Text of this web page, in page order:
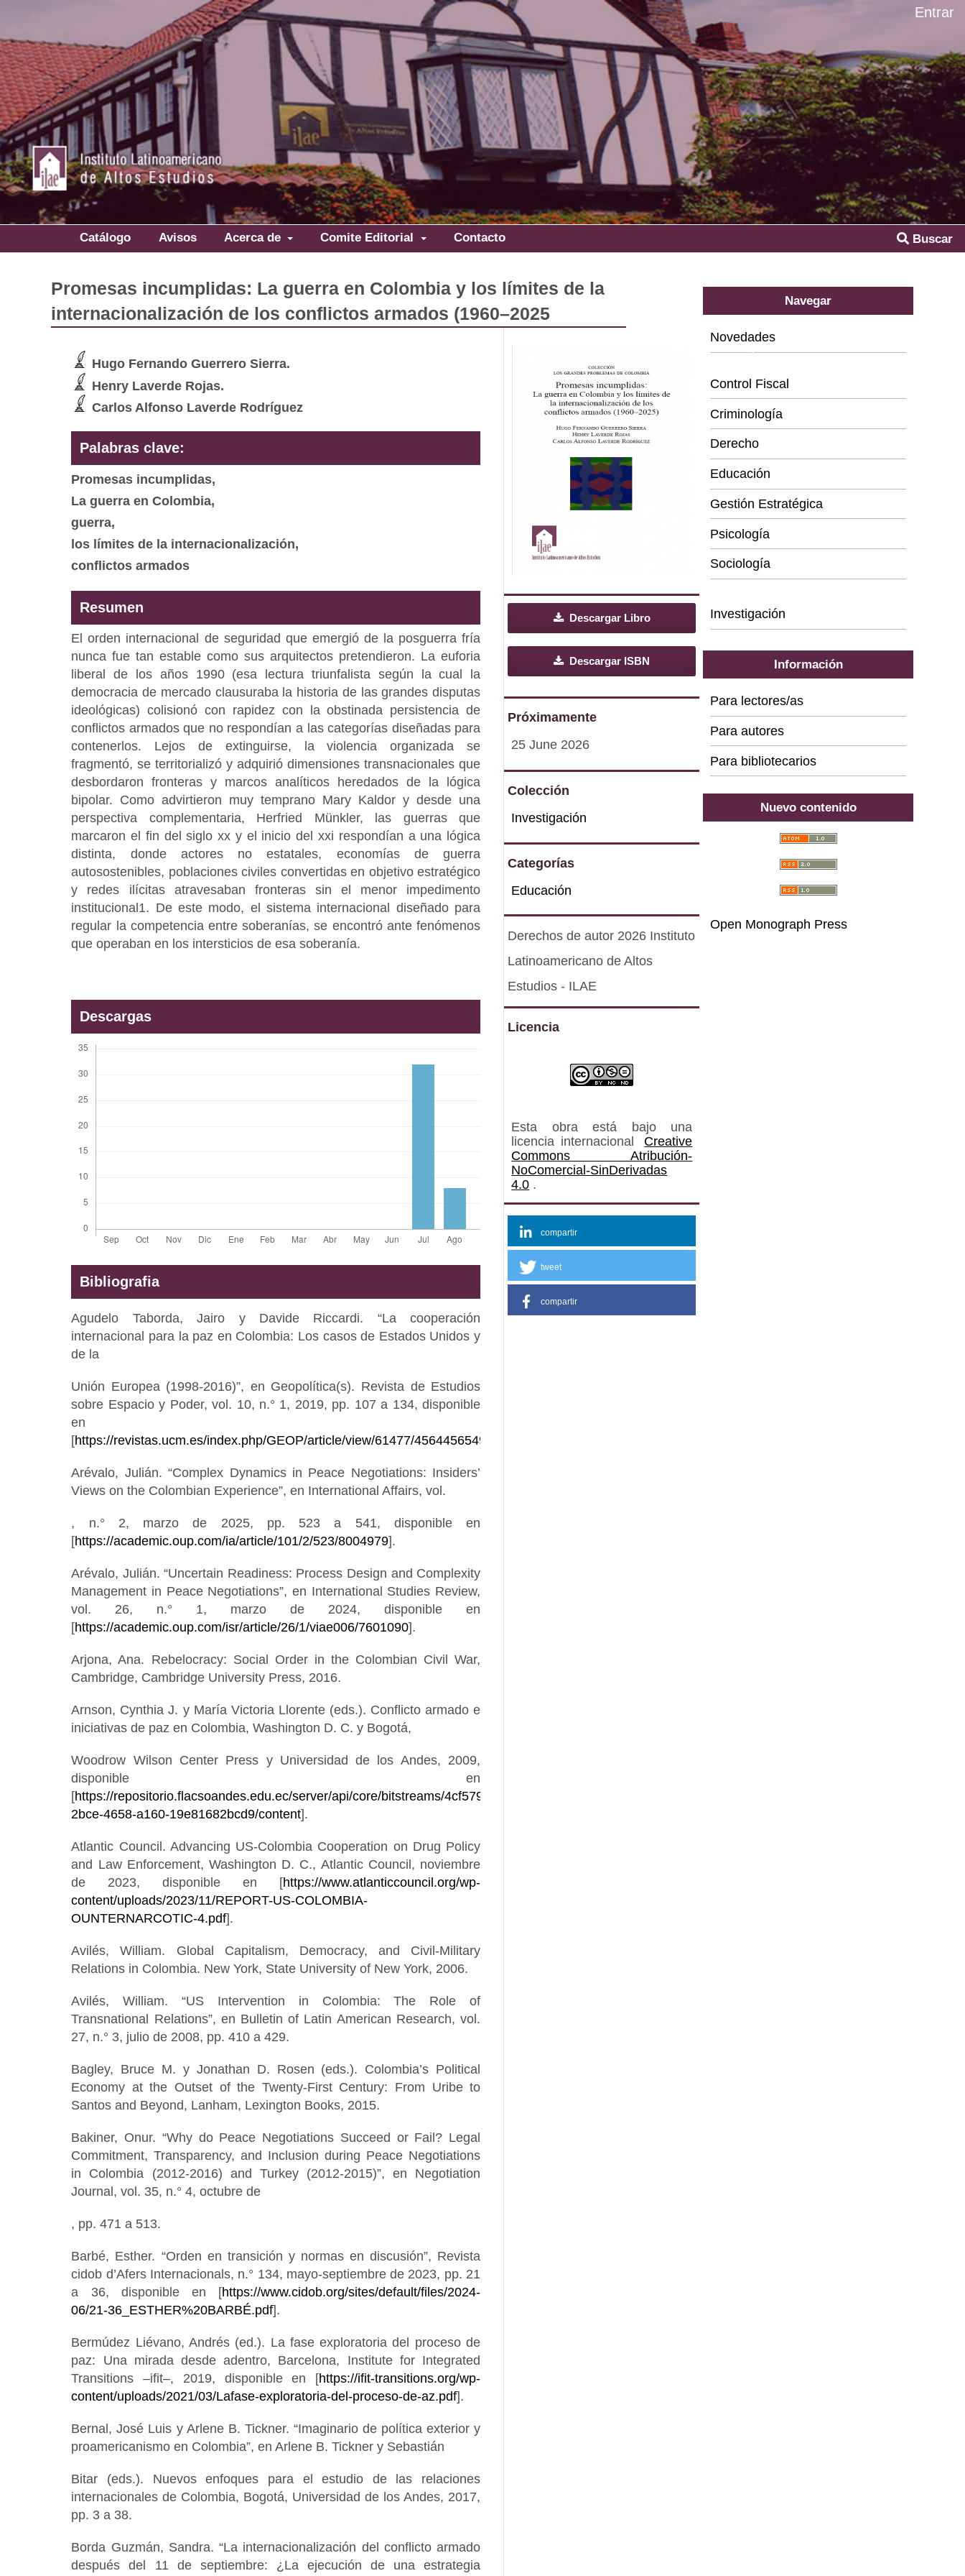
Catálogo Avisos Acerca de Comite Editorial Contacto Buscar
Entrar
Promesas incumplidas: La guerra en Colombia y los límites de la
internacionalización de los conflictos armados (1960–2025
Hugo Fernando Guerrero Sierra.
Henry Laverde Rojas.
Carlos Alfonso Laverde Rodríguez
Palabras clave:
Promesas incumplidas,
La guerra en Colombia,
guerra,
los límites de la internacionalización,
conflictos armados
Resumen
El orden internacional de seguridad que emergió de la posguerra fría
nunca fue tan estable como sus arquitectos pretendieron. La euforia
liberal de los años 1990 (esa lectura triunfalista según la cual la
democracia de mercado clausuraba la historia de las grandes disputas
ideológicas) colisionó con rapidez con la obstinada persistencia de
conflictos armados que no respondían a las categorías diseñadas para
contenerlos. Lejos de extinguirse, la violencia organizada se
fragmentó, se territorializó y adquirió dimensiones transnacionales que
desbordaron fronteras y marcos analíticos heredados de la lógica
bipolar. Como advirtieron muy temprano Mary Kaldor y desde una
perspectiva complementaria, Herfried Münkler, las guerras que
marcaron el fin del siglo xx y el inicio del xxi respondían a una lógica
distinta, donde actores no estatales, economías de guerra
autosostenibles, poblaciones civiles convertidas en objetivo estratégico
y redes ilícitas atravesaban fronteras sin el menor impedimento
institucional1. De este modo, el sistema internacional diseñado para
regular la competencia entre soberanías, se encontró ante fenómenos
que operaban en los intersticios de esa soberanía.
Descargas
Bibliografia
Agudelo Taborda, Jairo y Davide Riccardi. “La cooperación
internacional para la paz en Colombia: Los casos de Estados Unidos y
de la
Unión Europea (1998-2016)”, en Geopolítica(s). Revista de Estudios
sobre Espacio y Poder, vol. 10, n.° 1, 2019, pp. 107 a 134, disponible
en
[https://revistas.ucm.es/index.php/GEOP/article/view/61477/4564456549615
Arévalo, Julián. “Complex Dynamics in Peace Negotiations: Insiders’
Views on the Colombian Experience”, en International Affairs, vol.
, n.° 2, marzo de 2025, pp. 523 a 541, disponible en
[https://academic.oup.com/ia/article/101/2/523/8004979].
Arévalo, Julián. “Uncertain Readiness: Process Design and Complexity
Management in Peace Negotiations”, en International Studies Review,
vol. 26, n.° 1, marzo de 2024, disponible en
[https://academic.oup.com/isr/article/26/1/viae006/7601090].
Arjona, Ana. Rebelocracy: Social Order in the Colombian Civil War,
Cambridge, Cambridge University Press, 2016.
Arnson, Cynthia J. y María Victoria Llorente (eds.). Conflicto armado e
iniciativas de paz en Colombia, Washington D. C. y Bogotá,
Woodrow Wilson Center Press y Universidad de los Andes, 2009,
disponible en
[https://repositorio.flacsoandes.edu.ec/server/api/core/bitstreams/4cf579f9-
2bce-4658-a160-19e81682bcd9/content].
Atlantic Council. Advancing US-Colombia Cooperation on Drug Policy
and Law Enforcement, Washington D. C., Atlantic Council, noviembre
de 2023, disponible en [https://www.atlanticcouncil.org/wp-
content/uploads/2023/11/REPORT-US-COLOMBIA-
OUNTERNARCOTIC-4.pdf].
Avilés, William. Global Capitalism, Democracy, and Civil-Military
Relations in Colombia. New York, State University of New York, 2006.
Avilés, William. “US Intervention in Colombia: The Role of
Transnational Relations”, en Bulletin of Latin American Research, vol.
27, n.° 3, julio de 2008, pp. 410 a 429.
Bagley, Bruce M. y Jonathan D. Rosen (eds.). Colombia’s Political
Economy at the Outset of the Twenty-First Century: From Uribe to
Santos and Beyond, Lanham, Lexington Books, 2015.
Bakiner, Onur. “Why do Peace Negotiations Succeed or Fail? Legal
Commitment, Transparency, and Inclusion during Peace Negotiations
in Colombia (2012-2016) and Turkey (2012-2015)”, en Negotiation
Journal, vol. 35, n.° 4, octubre de
, pp. 471 a 513.
Barbé, Esther. “Orden en transición y normas en discusión”, Revista
cidob d’Afers Internacionals, n.° 134, mayo-septiembre de 2023, pp. 21
a 36, disponible en [https://www.cidob.org/sites/default/files/2024-
06/21-36_ESTHER%20BARBÉ.pdf].
Bermúdez Liévano, Andrés (ed.). La fase exploratoria del proceso de
paz: Una mirada desde adentro, Barcelona, Institute for Integrated
Transitions –ifit–, 2019, disponible en [https://ifit-transitions.org/wp-
content/uploads/2021/03/Lafase-exploratoria-del-proceso-de-az.pdf].
Bernal, José Luis y Arlene B. Tickner. “Imaginario de política exterior y
proamericanismo en Colombia”, en Arlene B. Tickner y Sebastián
Bitar (eds.). Nuevos enfoques para el estudio de las relaciones
internacionales de Colombia, Bogotá, Universidad de los Andes, 2017,
pp. 3 a 38.
Borda Guzmán, Sandra. “La internacionalización del conflicto armado
después del 11 de septiembre: ¿La ejecución de una estrategia
Descargar Libro
Descargar ISBN
Próximamente
25 June 2026
Colección
Investigación
Categorías
Educación
Derechos de autor 2026 Instituto
Latinoamericano de Altos
Estudios - ILAE
Licencia
Esta obra está bajo una
licencia internacional
Creative
Commons Atribución-
NoComercial-SinDerivadas
4.0 .
compartir
tweet
compartir
Navegar
Novedades
Categorías
Control Fiscal
Criminología
Derecho
Educación
Gestión Estratégica
Psicología
Sociología
Investigación
Información
Para lectores/as
Para autores
Para bibliotecarios
Nuevo contenido
Open Monograph Press